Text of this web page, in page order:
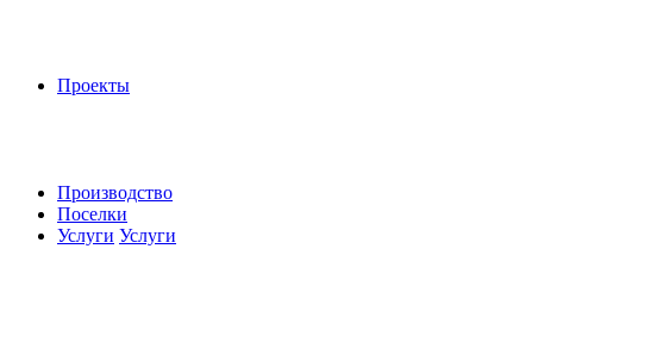
Проекты
Производство
Поселки
Услуги Услуги